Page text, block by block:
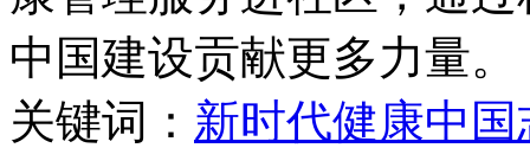
中国建设贡献更多力量。
关键词： 新时代健康中